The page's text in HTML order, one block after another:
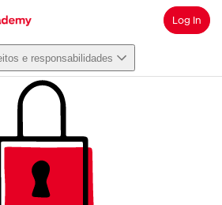
SearchLog In
e responsabilidades